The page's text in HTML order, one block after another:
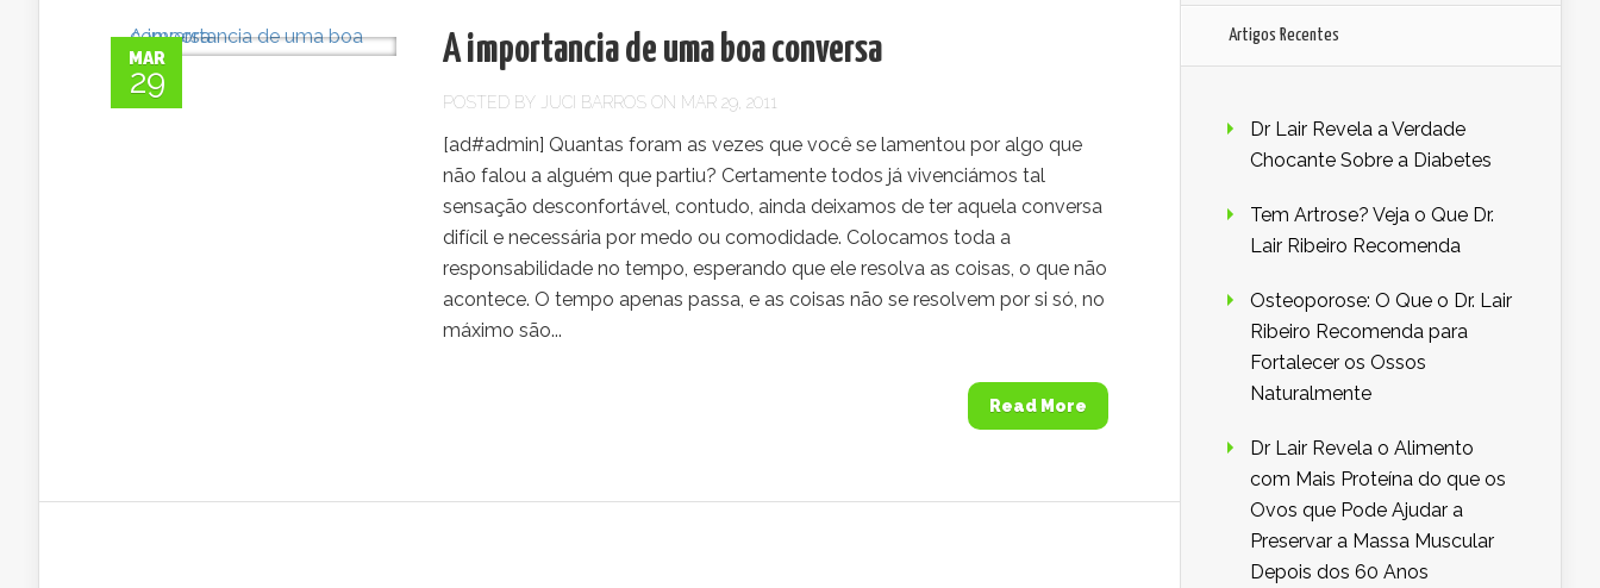
MAR
29
A importancia de uma boa conversa
POSTED BY JUCI BARROS ON MAR 29, 2011
[ad#admin] Quantas foram as vezes que você se lamentou por algo que
não falou a alguém que partiu? Certamente todos já vivenciámos tal
sensação desconfortável, contudo, ainda deixamos de ter aquela conversa
difícil e necessária por medo ou comodidade. Colocamos toda a
responsabilidade no tempo, esperando que ele resolva as coisas, o que não
acontece. O tempo apenas passa, e as coisas não se resolvem por si só, no
máximo são...
Read More
Artigos Recentes
Dr Lair Revela a Verdade
Chocante Sobre a Diabetes
Tem Artrose? Veja o Que Dr.
Lair Ribeiro Recomenda
Osteoporose: O Que o Dr. Lair
Ribeiro Recomenda para
Fortalecer os Ossos
Naturalmente
Dr Lair Revela o Alimento
com Mais Proteína do que os
Ovos que Pode Ajudar a
Preservar a Massa Muscular
Depois dos 60 Anos